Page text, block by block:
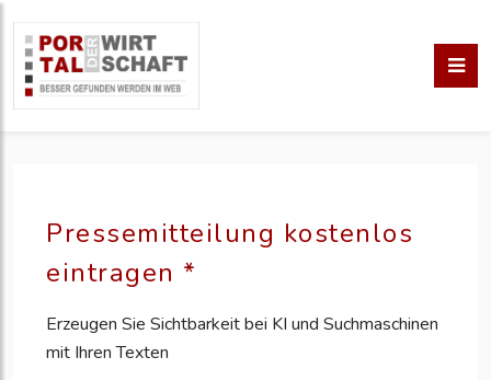
Pressemitteilung kostenlos
eintragen *
Erzeugen Sie Sichtbarkeit bei KI und Suchmaschinen
mit Ihren Texten